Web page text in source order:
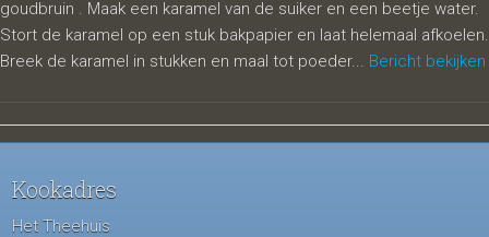
goudbruin . Maak een karamel van de suiker en een beetje water.
Stort de karamel op een stuk bakpapier en laat helemaal afkoelen.
Breek de karamel in stukken en maal tot poeder... Bericht bekijken
Kookadres
Het Theehuis